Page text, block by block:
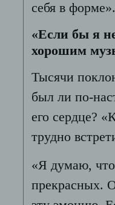
себя в
«Если бы я
хорошим
Тысячи
был ли по-
его сердце?
трудно
«Я думаю,
прекрасных.